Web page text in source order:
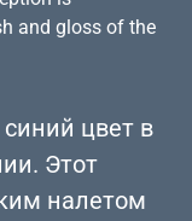
and gloss of the
цвет в
Этот
налетом